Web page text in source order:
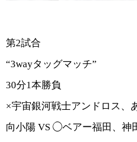
第2試合
“3wayタッグマッチ”
30分1本勝負
×宇宙銀河戦士アンドロス、
向小陽 VS ◯ベアー福田、神